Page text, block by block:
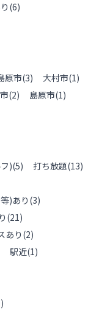
(6)
原市(3) 大村市(1)
(2) 島原市(1)
)(5) 打ち放題(13)
)あり (3)
(21)
あり (2)
駅近(1)
)